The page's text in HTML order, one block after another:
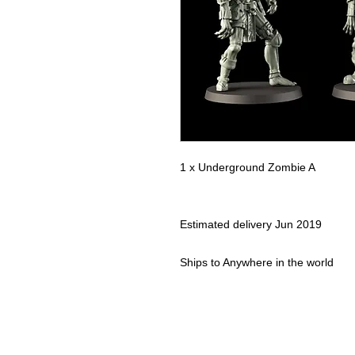
1 x Underground Zombie A
Estimated delivery Jun 2019
Ships toAnywhere in the world